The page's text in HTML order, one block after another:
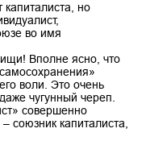
капиталиста, но
во имя
Вполне ясно, что
воли. Это очень
чугунный череп.
совершенно
союзник капиталиста,